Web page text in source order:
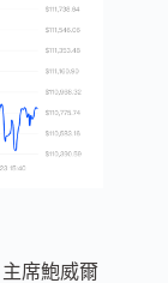
主席鮑威爾